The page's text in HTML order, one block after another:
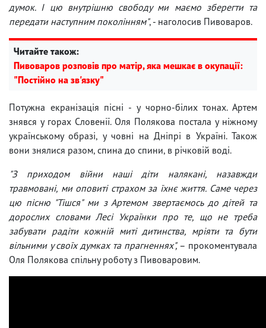
думок. І цю внутрішню свободу ми маємо зберегти та
передати наступним поколінням", - наголосив Пивоваров.
Читайте також:
Пивоваров розповів про матір, яка мешкає в окупації:
"Постійно на зв'язку"
Потужна екранізація пісні - у чорно-білих тонах. Артем
знявся у горах Словенії. Оля Полякова постала у ніжному
українському образі, у човні на Дніпрі в Україні. Також
вони знялися разом, спина до спини, в річковій воді.
"З приходом війни наші діти налякані, назавжди
травмовані, ми оповиті страхом за їхнє життя. Саме через
цю пісню "Тішся" ми з Артемом звертаємось до дітей та
дорослих словами Лесі Українки про те, що не треба
забувати радіти кожній миті дитинства, мріяти та бути
вільними у своїх думках та прагненнях",– прокоментувала
Оля Полякова спільну роботу з Пивоваровим.